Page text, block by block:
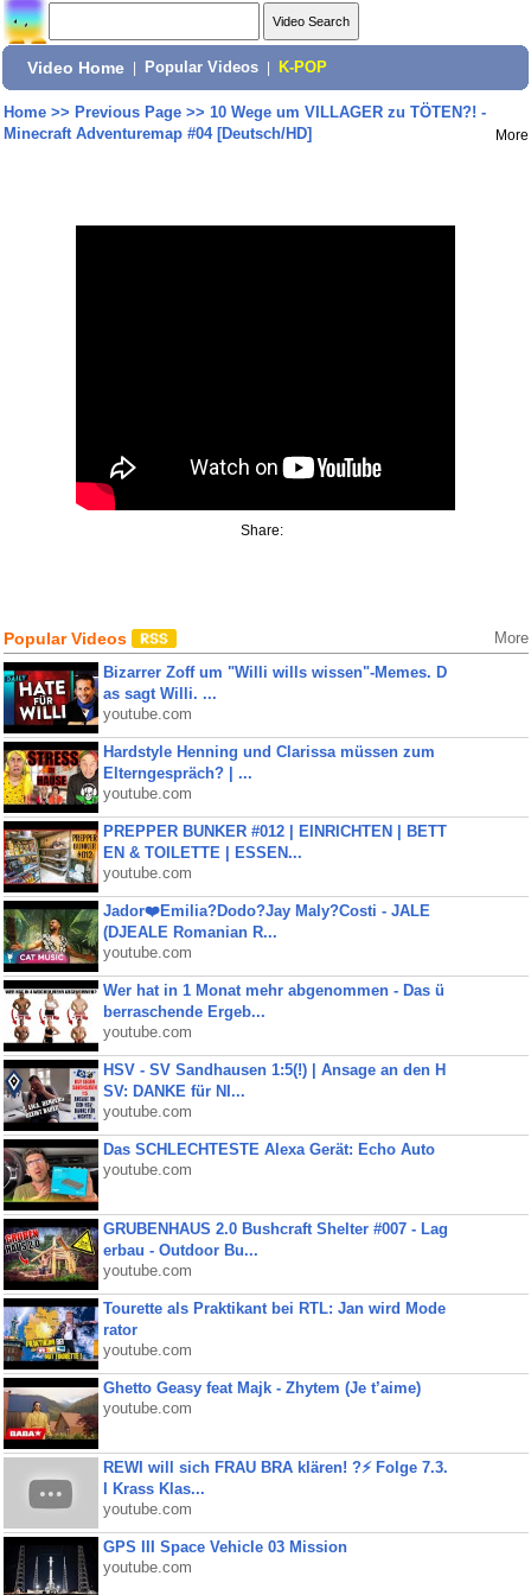
Video Home Popular Videos K-POP
Home>> Previous Page>> 10 Wege um VILLAGER zu TÖTEN?! -
Minecraft Adventuremap #04 [Deutsch/HD]
More
Share:
Popular Videos More
Bizarrer Zoff um "Willi wills wissen"-Memes. D
as sagt Willi. ...
youtube.com
Hardstyle Henning und Clarissa müssen zum
Elterngespräch? | ...
youtube.com
PREPPER BUNKER #012 | EINRICHTEN | BETT
EN & TOILETTE | ESSEN...
youtube.com
Jador❤️Emilia?Dodo?Jay Maly?Costi - JALE
(DJEALE Romanian R...
youtube.com
Wer hat in 1 Monat mehr abgenommen - Das ü
berraschende Ergeb...
youtube.com
HSV - SV Sandhausen 1:5(!) | Ansage an den H
SV: DANKE für NI...
youtube.com
Das SCHLECHTESTE Alexa Gerät: Echo Auto
youtube.com
GRUBENHAUS 2.0 Bushcraft Shelter #007 - Lag
erbau - Outdoor Bu...
youtube.com
Tourette als Praktikant bei RTL: Jan wird Mode
rator
youtube.com
Ghetto Geasy feat Majk - Zhytem (Je t’aime)
youtube.com
REWI will sich FRAU BRA klären! ?⚡️ Folge 7.3.
I Krass Klas...
youtube.com
GPS III Space Vehicle 03 Mission
youtube.com